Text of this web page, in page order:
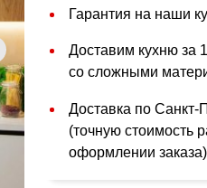
Доставим кухню за
со сложными
Доставка по Санкт-
(точную стоимость
оформлении заказа)
Гарантия на наши